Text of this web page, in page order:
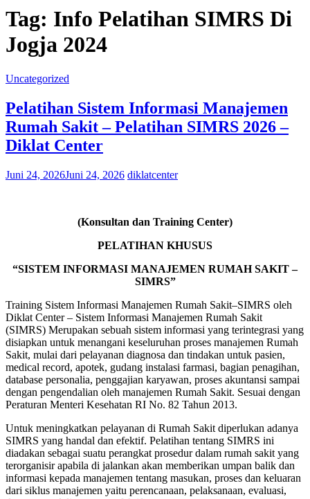
Tag: Info Pelatihan SIMRS Di
Jogja 2024
Uncategorized
Pelatihan Sistem Informasi Manajemen
Rumah Sakit – Pelatihan SIMRS 2026 –
Diklat Center
Juni 24, 2026Juni 24, 2026 diklatcenter
(Konsultan dan Training Center)
PELATIHAN KHUSUS
“SISTEM INFORMASI MANAJEMEN RUMAH SAKIT –
SIMRS”
Training Sistem Informasi Manajemen Rumah Sakit–SIMRS oleh
Diklat Center – Sistem Informasi Manajemen Rumah Sakit
(SIMRS) Merupakan sebuah sistem informasi yang terintegrasi yang
disiapkan untuk menangani keseluruhan proses manajemen Rumah
Sakit, mulai dari pelayanan diagnosa dan tindakan untuk pasien,
medical record, apotek, gudang instalasi farmasi, bagian penagihan,
database personalia, penggajian karyawan, proses akuntansi sampai
dengan pengendalian oleh manajemen Rumah Sakit. Sesuai dengan
Peraturan Menteri Kesehatan RI No. 82 Tahun 2013.
Untuk meningkatkan pelayanan di Rumah Sakit diperlukan adanya
SIMRS yang handal dan efektif. Pelatihan tentang SIMRS ini
diadakan sebagai suatu perangkat prosedur dalam rumah sakit yang
terorganisir apabila di jalankan akan memberikan umpan balik dan
informasi kepada manajemen tentang masukan, proses dan keluaran
dari siklus manajemen yaitu perencanaan, pelaksanaan, evaluasi,